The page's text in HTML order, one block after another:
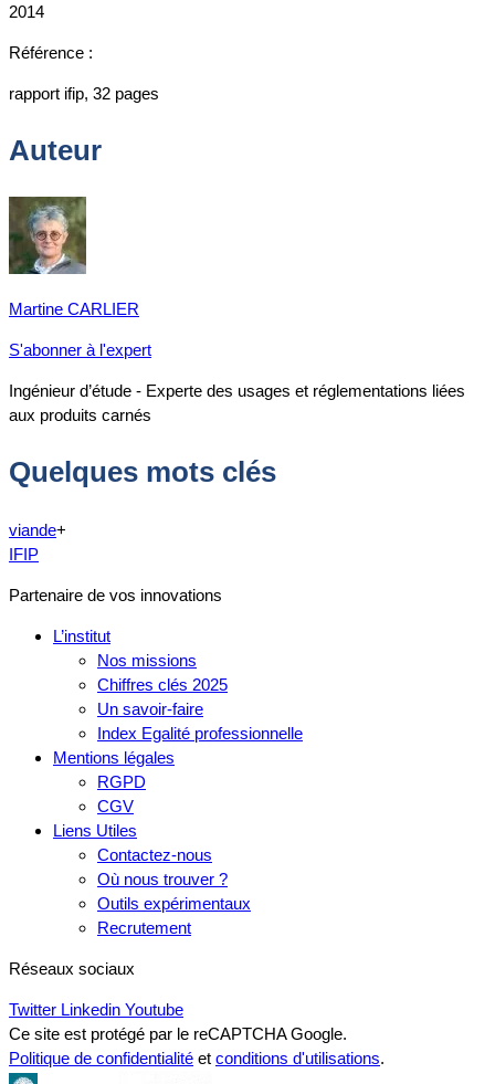
2014
Référence :
rapport ifip, 32 pages
Auteur
Martine CARLIER
S'abonner à l'expert
Ingénieur d’étude - Experte des usages et réglementations liées
aux produits carnés
Quelques mots clés
viande+
IFIP
Partenaire de vos innovations
L’institut
Nos missions
Chiffres clés 2025
Un savoir-faire
Index Egalité professionnelle
Mentions légales
RGPD
CGV
Liens Utiles
Contactez-nous
Où nous trouver ?
Outils expérimentaux
Recrutement
Réseaux sociaux
Twitter Linkedin Youtube
Ce site est protégé par le reCAPTCHA Google.
Politique de confidentialité et conditions d'utilisations.